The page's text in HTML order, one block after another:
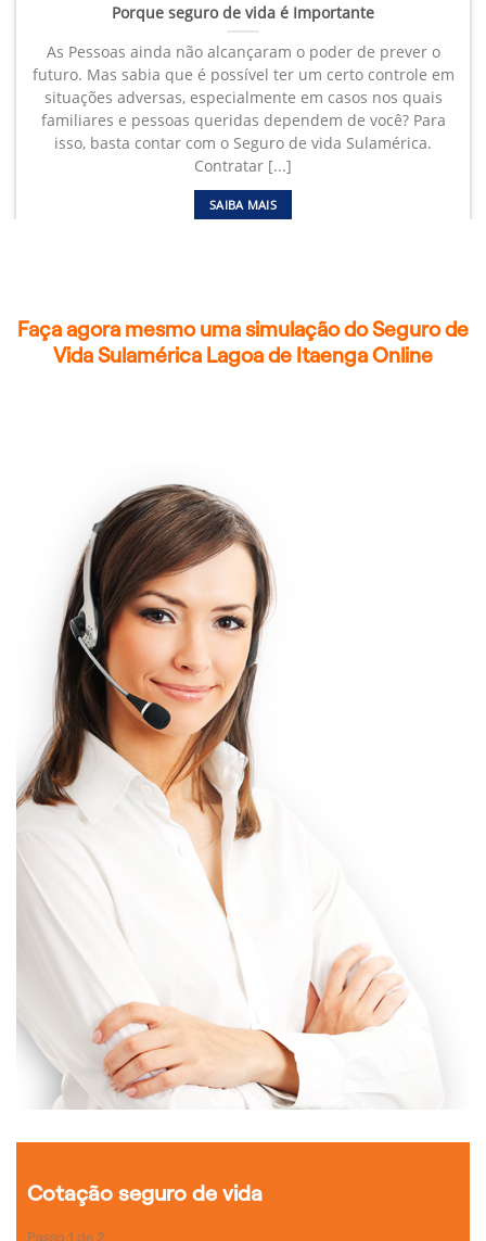
Porque seguro de vida é Importante
As Pessoas ainda não alcançaram o poder de prever o
futuro. Mas sabia que é possível ter um certo controle em
situações adversas, especialmente em casos nos quais
familiares e pessoas queridas dependem de você? Para
isso, basta contar com o Seguro de vida Sulamérica.
Contratar [...]
SAIBA MAIS
Faça agora mesmo uma simulação do Seguro de
Vida Sulamérica Lagoa de Itaenga Online
Cotação seguro de vida
Passo 1 de 2